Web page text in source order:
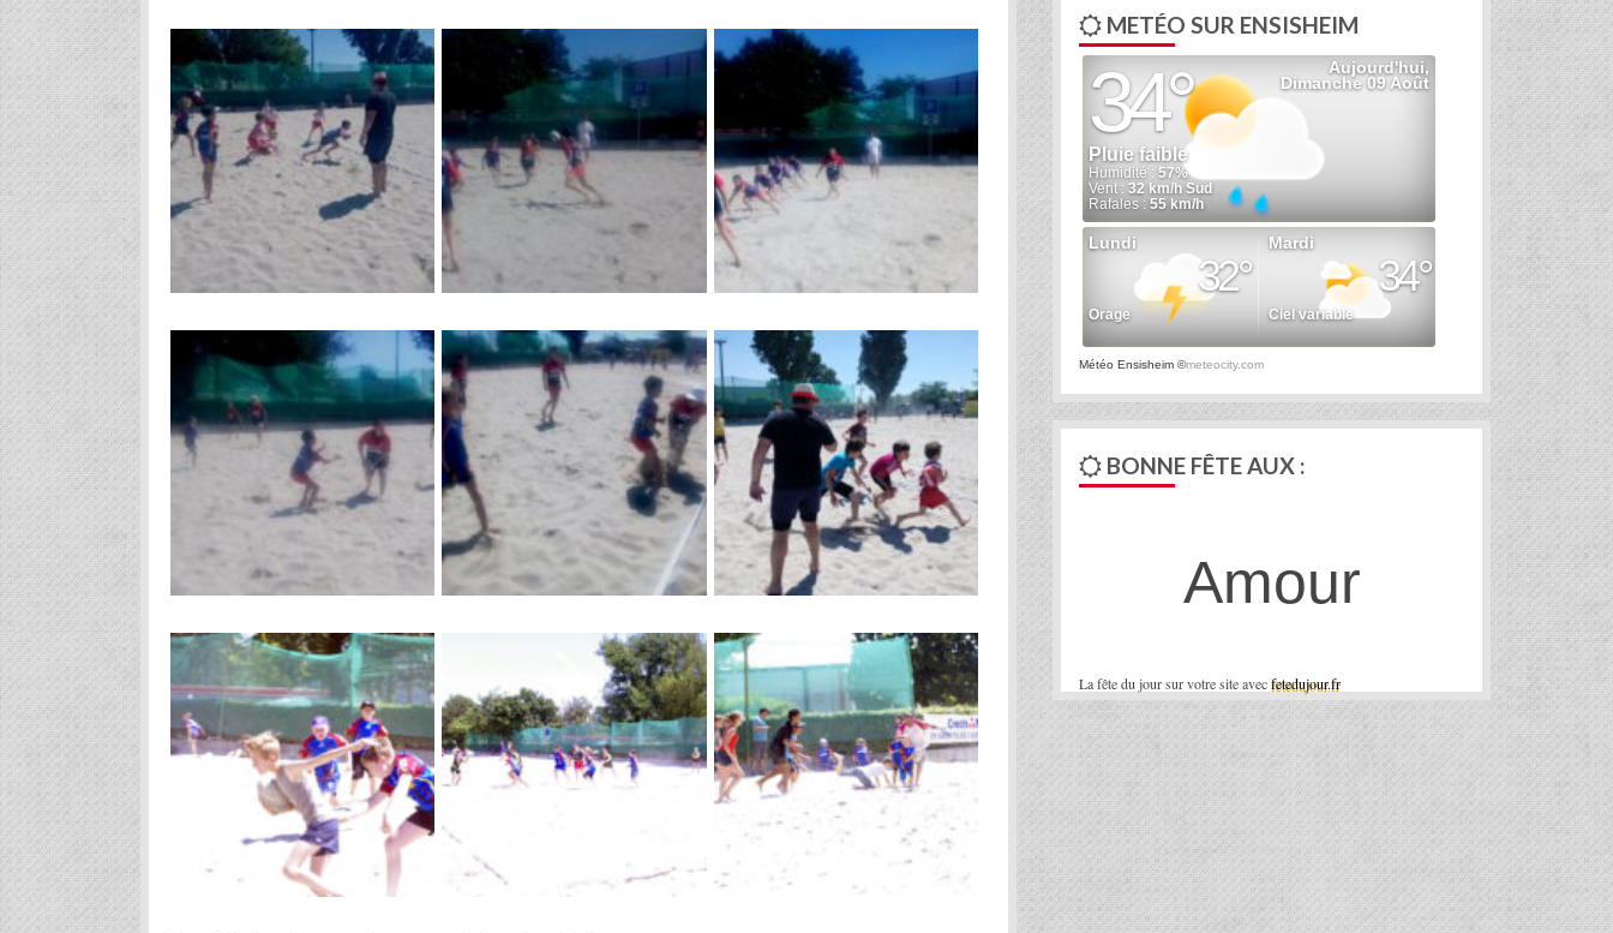
METÉO SUR ENSISHEIM
Météo Ensisheim ©meteocity.com
BONNE FÊTE AUX :
La fête du jour sur votre site avecfetedujour.fr
Amour